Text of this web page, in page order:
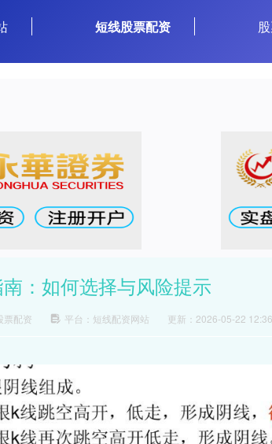
短线股票配资
：如何选择与风险提示
票配资 平台：短线配资网站 更新：2026-05-22